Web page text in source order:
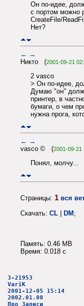
Он по-идее,
с портом можно
CreateFile/
Нет?
← →
Никто (2001-09-21
2 vasco
> Он по-идее,
Думаю "он"
принтер, в
бумаги, о чем
нужна прога,
← →
vasco © (2001-09-21
Понял, молчу...
Страницы: 1 вся
Скачать: CL | DM;
Память: 0.46 MB
Время: 0.018 c
3-21953
VariK
2001-12-05 15:14
2002.01.08
Про Записи